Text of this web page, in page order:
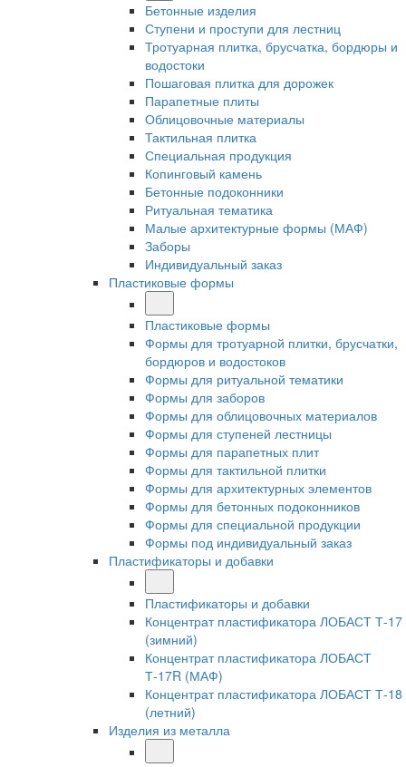
Бетонные изделия
Ступени и проступи для лестниц
Тротуарная плитка, брусчатка, бордюры и
водостоки
Пошаговая плитка для дорожек
Парапетные плиты
Облицовочные материалы
Тактильная плитка
Специальная продукция
Копинговый камень
Бетонные подоконники
Ритуальная тематика
Малые архитектурные формы (МАФ)
Заборы
Индивидуальный заказ
Пластиковые формы
Пластиковые формы
Формы для тротуарной плитки, брусчатки,
бордюров и водостоков
Формы для ритуальной тематики
Формы для заборов
Формы для облицовочных материалов
Формы для ступеней лестницы
Формы для парапетных плит
Формы для тактильной плитки
Формы для архитектурных элементов
Формы для бетонных подоконников
Формы для специальной продукции
Формы под индивидуальный заказ
Пластификаторы и добавки
Пластификаторы и добавки
Концентрат пластификатора ЛОБАСТ Т-17
(зимний)
Концентрат пластификатора ЛОБАСТ
Т-17R (МАФ)
Концентрат пластификатора ЛОБАСТ Т-18
(летний)
Изделия из металла